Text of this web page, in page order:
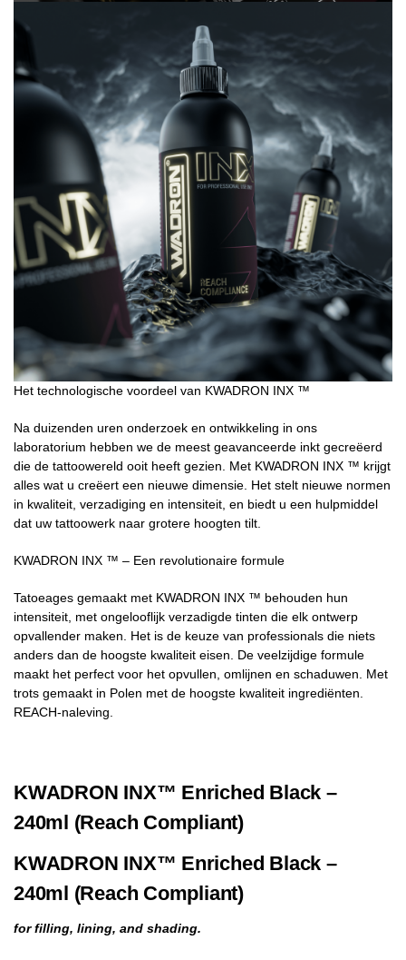
Het technologische voordeel van KWADRON INX ™
Na duizenden uren onderzoek en ontwikkeling in ons
laboratorium hebben we de meest geavanceerde inkt gecreëerd
die de tattoowereld ooit heeft gezien. Met KWADRON INX ™ krijgt
alles wat u creëert een nieuwe dimensie. Het stelt nieuwe normen
in kwaliteit, verzadiging en intensiteit, en biedt u een hulpmiddel
dat uw tattoowerk naar grotere hoogten tilt.
KWADRON INX ™ – Een revolutionaire formule
Tatoeages gemaakt met KWADRON INX ™ behouden hun
intensiteit, met ongelooflijk verzadigde tinten die elk ontwerp
opvallender maken. Het is de keuze van professionals die niets
anders dan de hoogste kwaliteit eisen. De veelzijdige formule
maakt het perfect voor het opvullen, omlijnen en schaduwen. Met
trots gemaakt in Polen met de hoogste kwaliteit ingrediënten.
REACH-naleving.
KWADRON INX™ Enriched Black –
240ml (Reach Compliant)
KWADRON INX™ Enriched Black –
240ml (Reach Compliant)
for filling, lining, and shading.